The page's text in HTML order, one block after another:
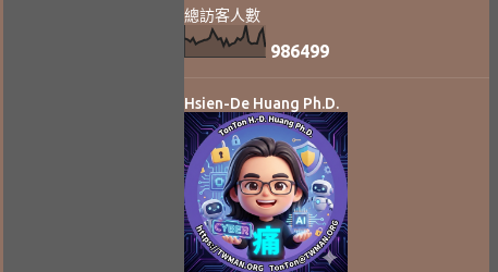
總訪客人數
986499
Hsien-De Huang Ph.D.